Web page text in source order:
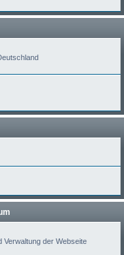
Verwaltung der Webseite